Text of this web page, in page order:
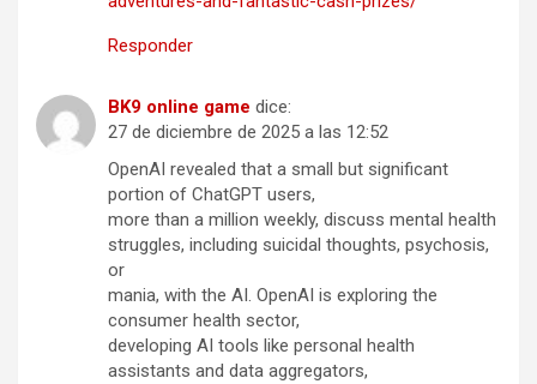
Responder
BK9 online game dice:
27 de diciembre de 2025 a las 12:52
OpenAI revealed that a small but significant
portion of ChatGPT users,
more than a million weekly, discuss mental health
struggles, including suicidal thoughts, psychosis,
or
mania, with the AI. OpenAI is exploring the
consumer health sector,
developing AI tools like personal health
assistants and data aggregators,